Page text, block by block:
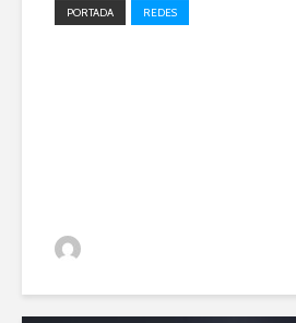
PORTADA REDES